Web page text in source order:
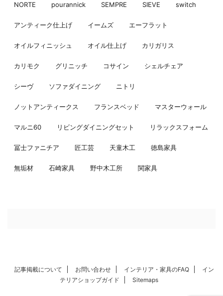
NORTE pourannick SEMPRE SIEVE switch
アンティーク仕上げ イームズ エーフラット
オイルフィニッシュ オイル仕上げ カリガリス
カリモク グリニッチ コサイン シェルチェア
シーヴ ソファダイニング ニトリ
ノットアンティークス フランスベッド マスターウォール
マルニ60 リビングダイニングセット リラックスフォーム
冨士ファニチア 匠工芸 天童木工 徳島家具
無垢材 石崎家具 野中木工所 関家具
記事掲載について お問い合わせ インテリア・家具のFAQ
イン
テリアショップガイド
Sitemaps